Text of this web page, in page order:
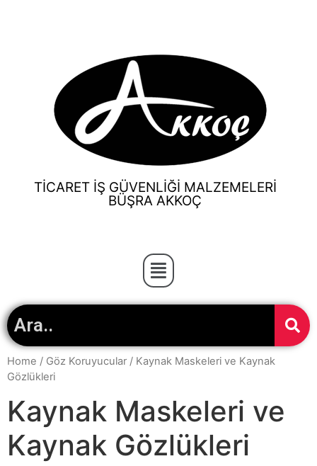
TİCARET İŞ GÜVENLİĞİ MALZEMELERİ
BÜŞRA AKKOÇ
Home / Göz Koruyucular / Kaynak Maskeleri ve Kaynak
Gözlükleri
Kaynak Maskeleri ve
Kaynak Gözlükleri